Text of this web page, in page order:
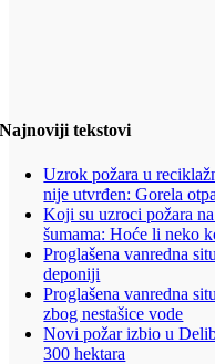
Najnoviji tekstovi
Uzrok požara u
nije utvrđen: Gorela
Koji su uzroci požara
šumama: Hoće li neko
Proglašena vanredna
deponiji
Proglašena vanredna
zbog nestašice vode
Novi požar izbio u
300 hektara